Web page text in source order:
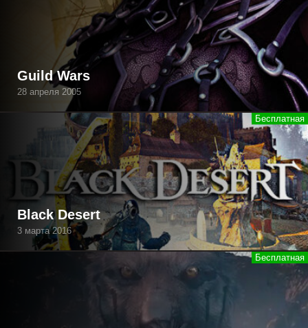
Guild Wars
28 апреля 2005
Black Desert
3 марта 2016